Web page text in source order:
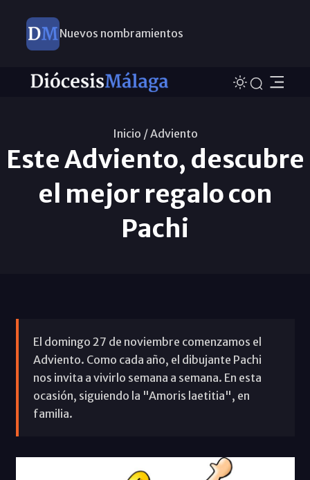
Nuevos nombramientos
Inicio /Adviento
Este Adviento, descubre
el mejor regalo con
Pachi
El domingo 27 de noviembre comenzamos el
Adviento. Como cada año, el dibujante Pachi
nos invita a vivirlo semana a semana. En esta
ocasión, siguiendo la "Amoris laetitia", en
familia.